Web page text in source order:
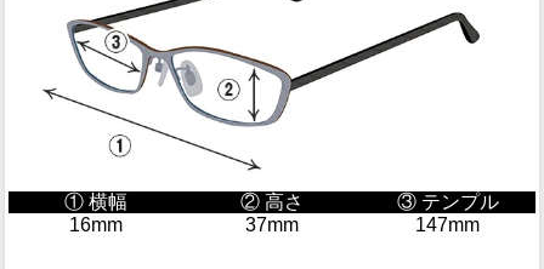
① 横幅 ② 高さ
③ テンプル
16mm
37mm 147mm